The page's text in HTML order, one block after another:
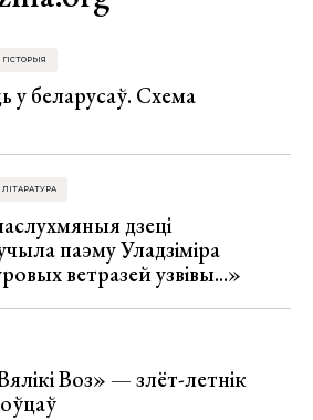
ГІСТОРЫЯ
у беларусаў. Схема
ЛІТАРАТУРА
дзеці
паэму Уладзіміра
ветразей узвівы...»
Воз» — злёт-летнік